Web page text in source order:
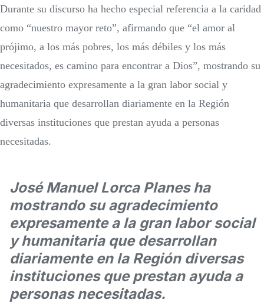
Durante su discurso ha hecho especial referencia a la caridad
como “nuestro mayor reto”, afirmando que “el amor al
prójimo, a los más pobres, los más débiles y los más
necesitados, es camino para encontrar a Dios”, mostrando su
agradecimiento expresamente a la gran labor social y
humanitaria que desarrollan diariamente en la Región
diversas instituciones que prestan ayuda a personas
necesitadas.
José Manuel Lorca Planes ha
mostrando su agradecimiento
expresamente a la gran labor social
y humanitaria que desarrollan
diariamente en la Región diversas
instituciones que prestan ayuda a
personas necesitadas.